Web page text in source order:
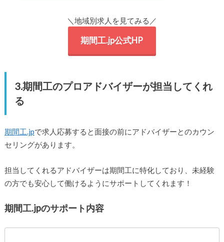
＼地域別求人を見てみる／
期間工.jp公式HP
3.期間工のプロアドバイザーが担当してくれ
る
期間工.jpで求人応募すると面接の前にアドバイザーとのカウン
セリングがあります。
担当してくれるアドバイザーは期間工に特化しており、未経験
の方でも安心して働けるようにサポートしてくれます！
期間工.jpのサポート内容